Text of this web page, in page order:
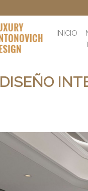
INICIO
DISEÑO